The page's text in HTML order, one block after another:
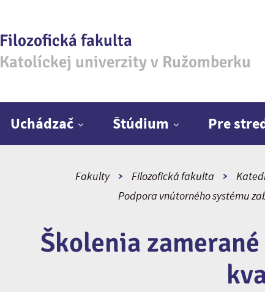
Filozofická fakulta
Katolíckej univerzity v Ružomberku
Uchádzač Štúdium Pre
Fakulty Filozofická fakulta
Podpora vnútorného systému
Školenia